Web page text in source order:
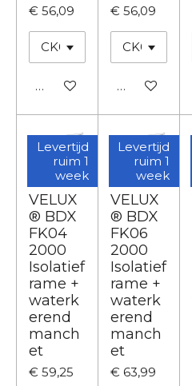
€ 56,09
In winkelwagen
€ 56,09
In
Levertijd
ruim 1
week
VELUX
® BDX
FK04
2000
Isolatief
rame +
waterk
erend
manch
et
€ 59,25
Levertijd
ruim 1
week
VELUX
® BDX
FK06
2000
Isolatief
rame +
waterk
erend
manch
et
€ 63,99